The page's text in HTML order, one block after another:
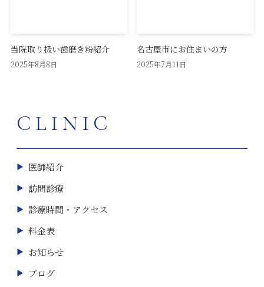
当院取り扱い歯磨き粉紹介
2025年8月8日
名古屋市にお住まいの方
2025年7月11日
CLINIC
医師紹介
訪問診療
診療時間・アクセス
料金表
お知らせ
ブログ